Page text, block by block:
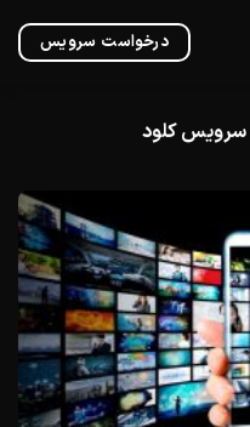
درخواست سرویس
سرویس کلود